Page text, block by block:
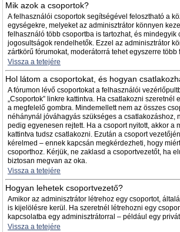
Mik azok a csoportok?
A felhasználói csoportok segítségével felosztható a
egységekre, melyeket az adminisztrátor könnyen
felhasználó több csoportba is tartozhat, és mindegyik
jogosultságok rendelhetők. Ezzel az adminisztrátor
zártkörű fórumokat, moderátorrá tehet egyszerre több
Vissza a tetejére
Hol látom a csoportokat, és hogyan
A fórumon lévő csoportokat a felhasználói
„Csoportok” linkre kattintva. Ha csatlakozni szeretnél
a megfelelő gombra. Mindemellett nem az összes
néhánynál jóváhagyás szükséges a csatlakozáshoz,
pedig egyenesen rejtett. Ha a csoport nyitott, akkor a
kattintva tudsz csatlakozni. Ezután a csoport
kérelmed – ennek kapcsán megkérdezheti, hogy
csoporthoz. Kérjük, ne zaklasd a csoportvezetőt, ha
biztosan megvan az oka.
Vissza a tetejére
Hogyan lehetek csoportvezető?
Amikor az adminisztrátor létrehoz egy csoportot,
is kijelölésre kerül. Ha szeretnél létrehozni egy
kapcsolatba egy adminisztrátorral – például egy
Vissza a tetejére